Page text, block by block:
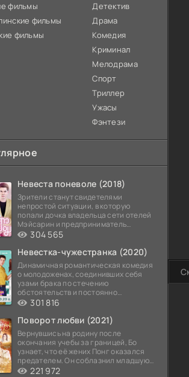
фильмы
фильмы
фильмы
Детектив
Драма
Комедия
Криминал
Мелодрама
Спорт
Триллер
Ужасы
Фэнтези
Невеста поневоле (2018)
Зрители станут свидетелями
непростой ситуации, в которую
попали дочка владельца сети отелей
Мэйсарин и предприниматель
Кетдэн. Обоих главных героев
304 565
Невестка-чужестранка (2020)
Динамичная романтическая комедия
о молодоженах, соединивших себя
узами брака по стечению
обстоятельств и постоянно
попадающих в курьезные ситуации...
301 816
Поворот любви (2021)
Вернувшись на родину после
окончания учебы за границей, Бо
узнает, что её жених Понг оказался
предателем. Он соблазнил младшую
сестру хозяина
221 972